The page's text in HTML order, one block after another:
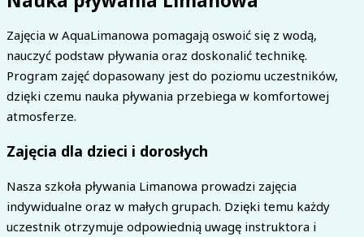
Zajęcia w AquaLimanowa pomagają oswoić się z wodą,
nauczyć podstaw pływania oraz doskonalić technikę.
Program zajęć dopasowany jest do poziomu uczestników,
dzięki czemu nauka pływania przebiega w komfortowej
atmosferze.
Zajęcia dla dzieci i dorosłych
Nasza szkoła pływania Limanowa prowadzi zajęcia
indywidualne oraz w małych grupach. Dzięki temu każdy
uczestnik otrzymuje odpowiednią uwagę instruktora i